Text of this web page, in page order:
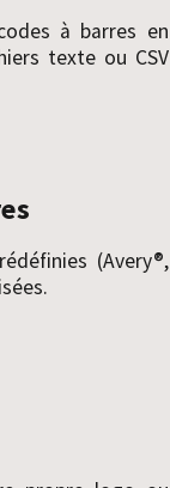
à barres en
texte ou CSV
(Avery®,